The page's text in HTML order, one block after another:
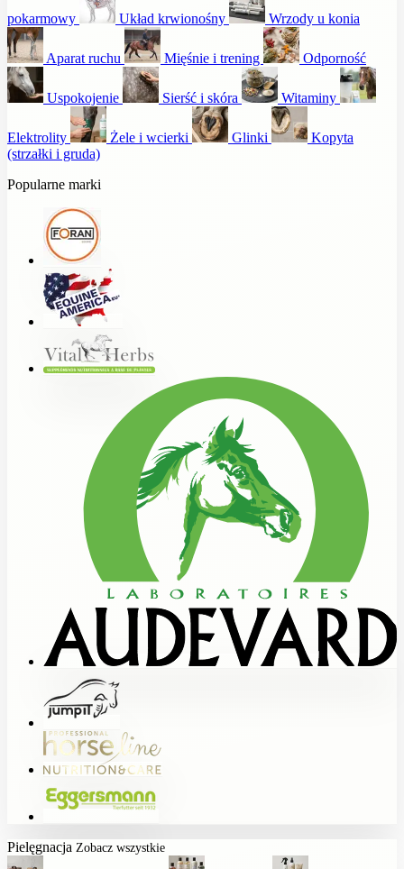
pokarmowy Układ krwionośny Wrzody u konia
Aparat ruchu Mięśnie i trening Odporność
Uspokojenie Sierść i skóra Witaminy
Elektrolity Żele i wcierki Glinki
Kopyta
(strzałki i gruda)
Popularne marki
Pielęgnacja Zobacz wszystkie